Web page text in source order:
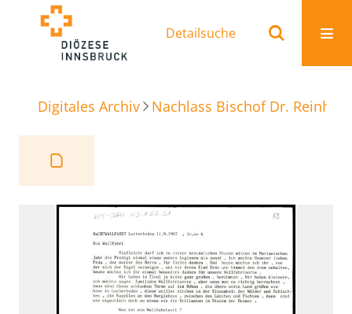
Detailsuche
Digitales Archiv Nachlass Bischof Dr.